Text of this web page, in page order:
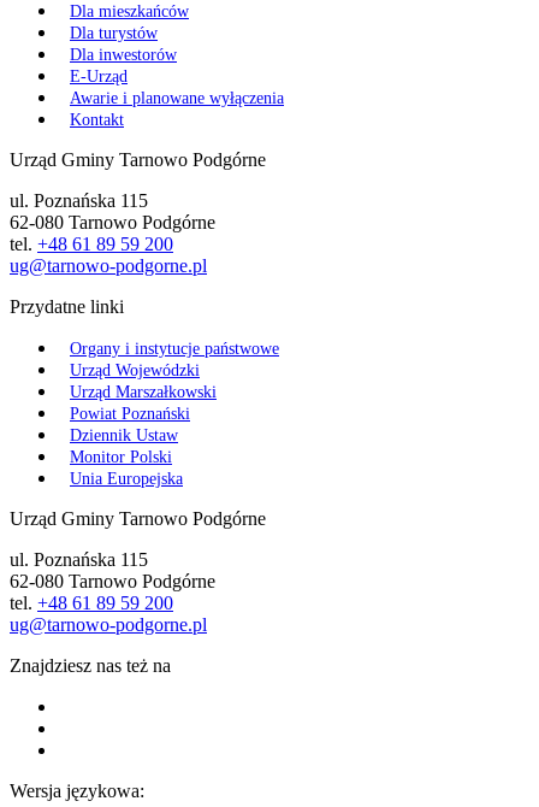
Dla mieszkańców
Dla turystów
Dla inwestorów
E-Urząd
Awarie i planowane wyłączenia
Kontakt
Urząd Gminy Tarnowo Podgórne
ul. Poznańska 115
62-080 Tarnowo Podgórne
tel. +48 61 89 59 200
ug@tarnowo-podgorne.pl
Przydatne linki
Organy i instytucje państwowe
Urząd Wojewódzki
Urząd Marszałkowski
Powiat Poznański
Dziennik Ustaw
Monitor Polski
Unia Europejska
Urząd Gminy Tarnowo Podgórne
ul. Poznańska 115
62-080 Tarnowo Podgórne
tel. +48 61 89 59 200
ug@tarnowo-podgorne.pl
Znajdziesz nas też na
Wersja językowa: